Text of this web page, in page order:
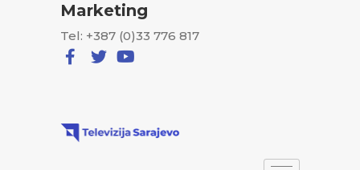
Marketing
Tel: +387 (0)33 776 817